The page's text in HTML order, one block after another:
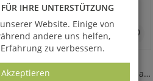
MIDORI BANK
Moderne Aluminium Gartenbank
IHRE UNTERSTÜTZUNG
Website. Einige von
andere uns helfen,
zu verbessern.